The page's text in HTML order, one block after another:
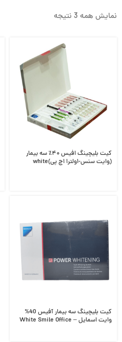
نمایش همه 3 نتیجه
کیت بلیچینگ افیس ۴۰٪ سه بیمار
(وایت سنس-اولترا اچ پی)white
کیت بلیچینگ سه بیمار آفیس 40%
وایت اسمایل – White Smile Office